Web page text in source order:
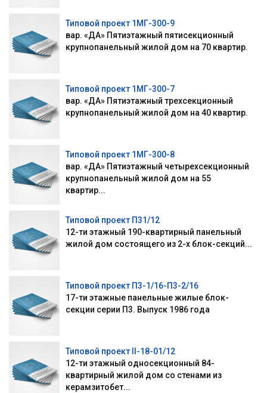
Типовой проект 1МГ-300-9
вар. «ДА» Пятиэтажный пятисекционный
крупнопанельный жилой дом на 70 квартир.
Типовой проект 1МГ-300-7
вар. «ДА» Пятиэтажный трехсекционный
крупнопанельный жилой дом на 40 квартир.
Типовой проект 1МГ-300-8
вар. «ДА» Пятиэтажный четырехсекционный
крупнопанельный жилой дом на 55
квартир...
Типовой проект П31/12
12-ти этажный 190-квартирный панельный
жилой дом состоящего из 2-х блок-секций...
Типовой проект П3-1/16-П3-2/16
17-ти этажные панельные жилые блок-
секции серии П3. Выпуск 1986 года
Типовой проект II-18-01/12
12-ти этажный односекционный 84-
квартирный жилой дом со стенами из
керамзитобет...